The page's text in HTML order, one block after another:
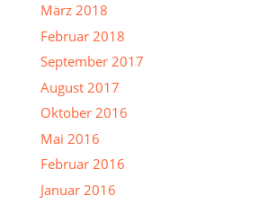
März 2018
Februar 2018
September 2017
August 2017
Oktober 2016
Mai 2016
Februar 2016
Januar 2016